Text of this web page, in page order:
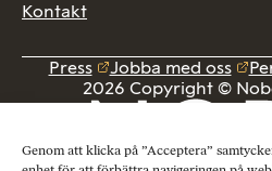
Genom att klicka på ”Acceptera”
Kontakt
Press Jobba med oss
2026 Copyright ©